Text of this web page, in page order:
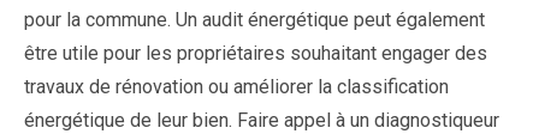
pour la commune. Un audit énergétique peut également
être utile pour les propriétaires souhaitant engager des
travaux de rénovation ou améliorer la classification
énergétique de leur bien. Faire appel à un diagnostiqueur